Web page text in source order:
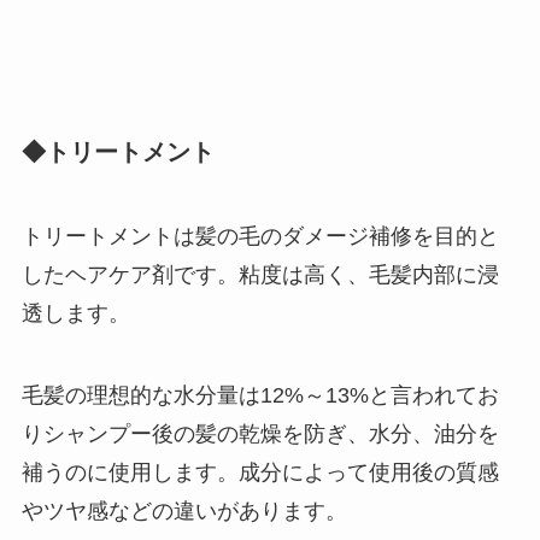
◆トリートメント
トリートメントは髪の毛のダメージ補修を目的と
したヘアケア剤です。粘度は高く、毛髪内部に浸
透します。
毛髪の理想的な水分量は12%～13%と言われてお
りシャンプー後の髪の乾燥を防ぎ、水分、油分を
補うのに使用します。成分によって使用後の質感
やツヤ感などの違いがあります。